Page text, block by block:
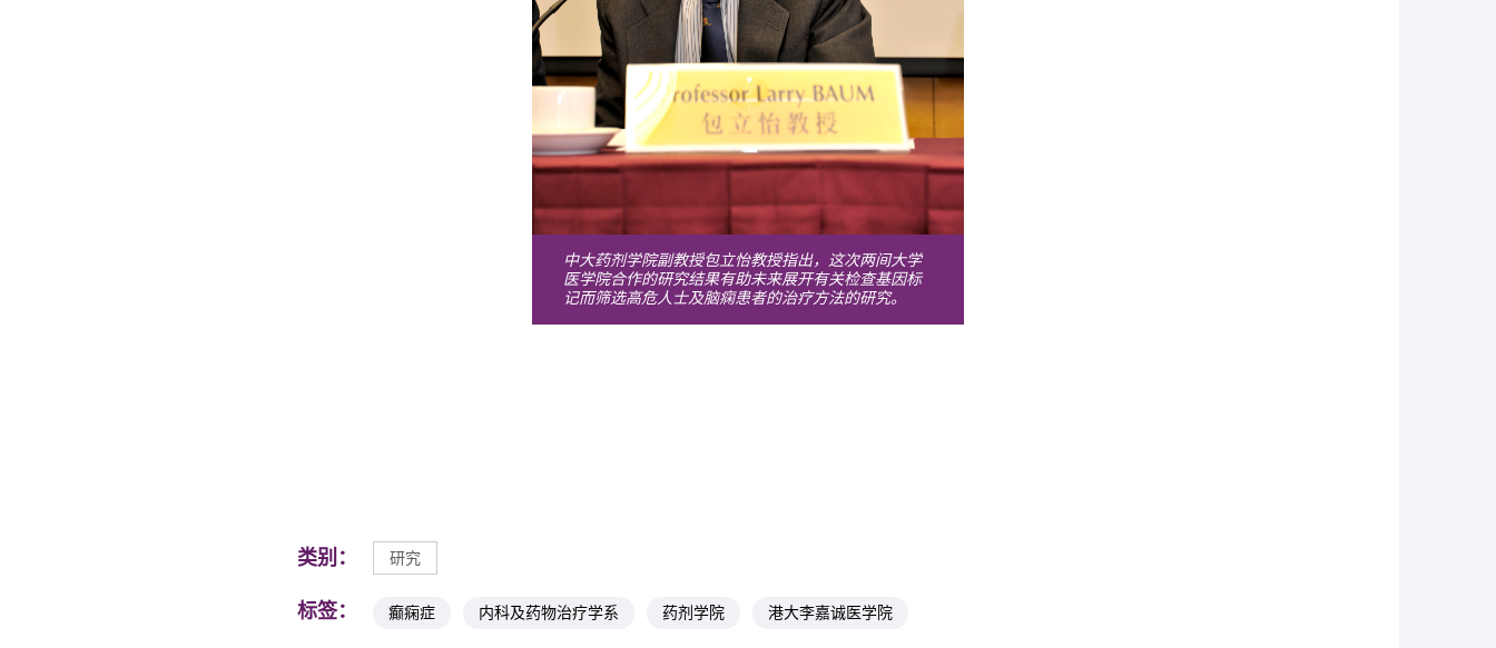
中大药剂学院副教授包立怡教授指出，这次两间大学
医学院合作的研究结果有助未来展开有关检查基因标
记而筛选高危人士及脑痫患者的治疗方法的研究。
类别： 研究
标签： 癫痫症 内科及药物治疗学系 药剂学院 港大李嘉诚医学院